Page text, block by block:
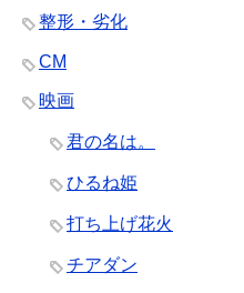
整形・劣化
CM
映画
君の名は。
ひるね姫
打ち上げ花火
チアダン